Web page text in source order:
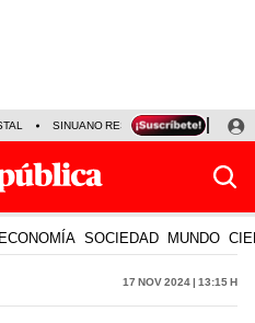
SINUANO RESULTADOS HOY
ECONOMÍA SOCIEDAD MUNDO
17 Nov 2024 | 13:15 h